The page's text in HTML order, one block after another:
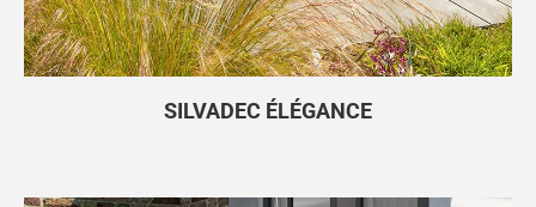
SILVADEC ÉLÉGANCE